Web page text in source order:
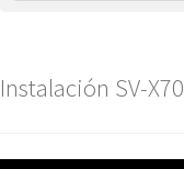
Instalación SV-X70